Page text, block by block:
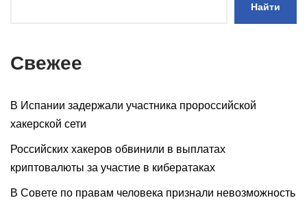
Найти
Свежее
В Испании задержали участника пророссийской
хакерской сети
Российских хакеров обвинили в выплатах
криптовалюты за участие в кибератаках
В Совете по правам человека признали невозможность